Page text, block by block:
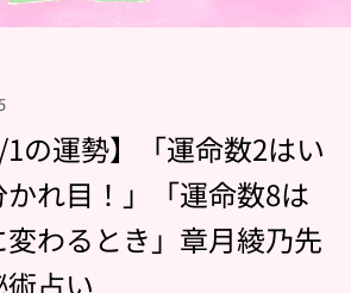
1の運勢】「運命数2はい
れ目！」「運命数8は
わるとき」章月綾乃先
占い